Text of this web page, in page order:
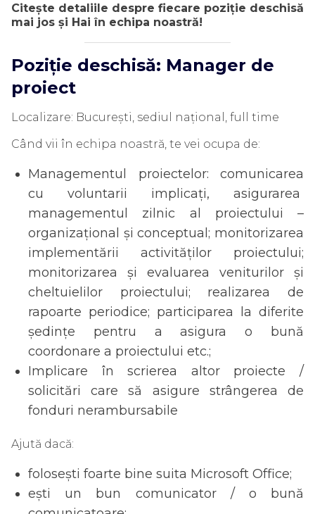
Citește detaliile despre fiecare poziție deschisă
mai jos și Hai în echipa noastră!
Poziție deschisă: Manager de
proiect
Localizare: București, sediul național, full time
Când vii în echipa noastră, te vei ocupa de:
Managementul proiectelor: comunicarea
cu voluntarii implicați, asigurarea
managementul zilnic al proiectului –
organizaţional şi conceptual; monitorizarea
implementării activităților proiectului;
monitorizarea și evaluarea veniturilor şi
cheltuielilor proiectului; realizarea de
rapoarte periodice; participarea la diferite
şedinţe pentru a asigura o bună
coordonare a proiectului etc.;
Implicare în scrierea altor proiecte /
solicitări care să asigure strângerea de
fonduri nerambursabile
Ajută dacă:
folosești foarte bine suita Microsoft Office;
ești un bun comunicator / o bună